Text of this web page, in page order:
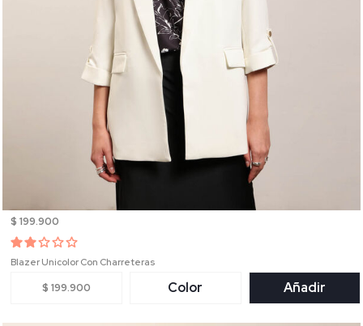
$ 199.900
Blazer Unicolor Con Charreteras
$ 199.900 Color Añadir